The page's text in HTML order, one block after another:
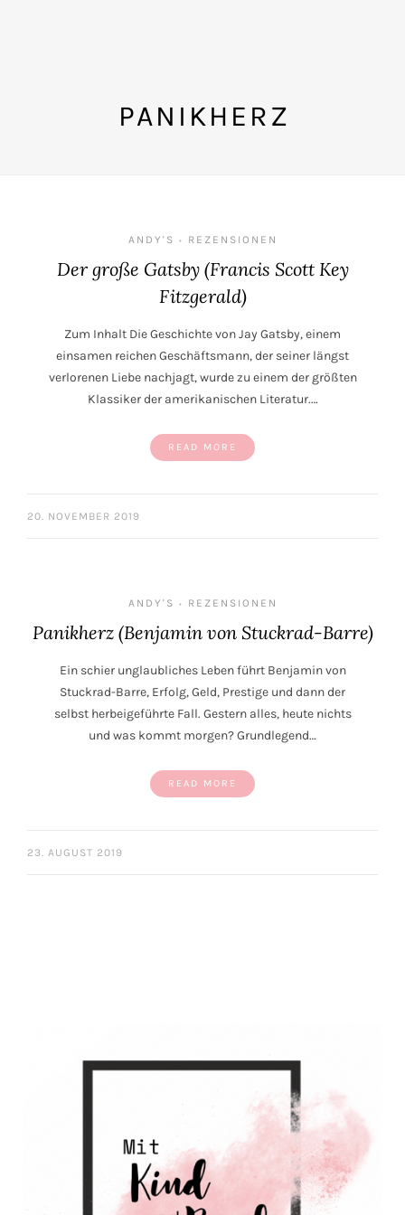
PANIKHERZ
ANDY'S • REZENSIONEN
Der große Gatsby (Francis Scott Key
Fitzgerald)
Zum Inhalt Die Geschichte von Jay Gatsby, einem
einsamen reichen Geschäftsmann, der seiner längst
verlorenen Liebe nachjagt, wurde zu einem der größten
Klassiker der amerikanischen Literatur.…
READ MORE
20. NOVEMBER 2019
ANDY'S • REZENSIONEN
Panikherz (Benjamin von Stuckrad-Barre)
Ein schier unglaubliches Leben führt Benjamin von
Stuckrad-Barre, Erfolg, Geld, Prestige und dann der
selbst herbeigeführte Fall. Gestern alles, heute nichts
und was kommt morgen? Grundlegend…
READ MORE
23. AUGUST 2019